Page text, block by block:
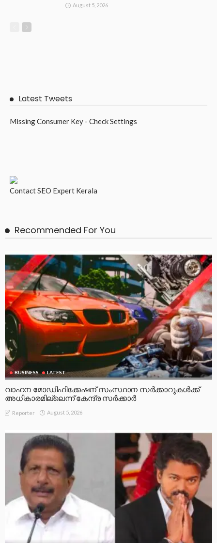
August 5, 2026
Latest Tweets
Missing Consumer Key - Check Settings
ContactSEO Expert Kerala
Recommended For You
BUSINESS LATEST
വാഹന മോഡിഫിക്കേഷന് സംസ്ഥാന സർക്കാറുകൾക്ക്
അധികാരമില്ലെന്ന് കേന്ദ്ര സർക്കാർ
Reporter August 5, 2026